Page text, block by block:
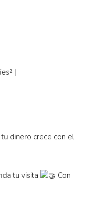
|
dinero crece con el
tu visita
Con